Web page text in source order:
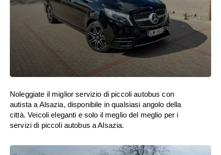
Noleggiate il miglior servizio di piccoli autobus con
autista a Alsazia, disponibile in qualsiasi angolo della
città. Veicoli eleganti e solo il meglio del meglio per i
servizi di piccoli autobus a Alsazia.